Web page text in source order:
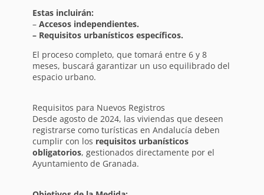
Estas incluirán:
– Accesos independientes.
– Requisitos urbanísticos específicos.
El proceso completo, que tomará entre 6 y 8
meses, buscará garantizar un uso equilibrado del
espacio urbano.
Requisitos para Nuevos Registros
Desde agosto de 2024, las viviendas que deseen
registrarse como turísticas en Andalucía deben
cumplir con los requisitos urbanísticos
obligatorios, gestionados directamente por el
Ayuntamiento de Granada.